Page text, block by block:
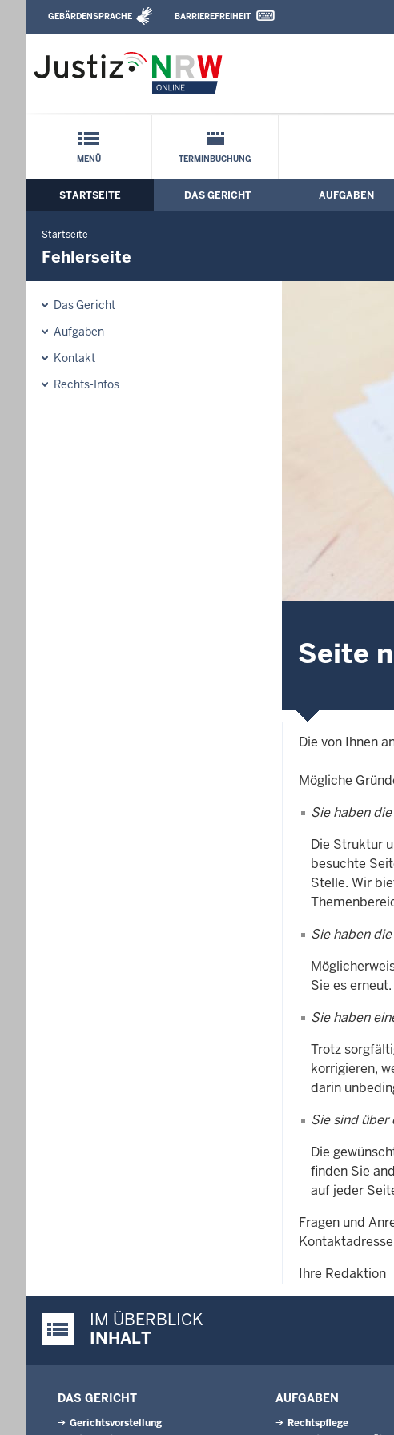
Arbeitsgericht Bielefeld: Fehlerseite
Direkt zum Inhalt
Leichte Sprache, Gebärdensprachenvideo und
GEBÄRDENSPRACHE BARRIEREFREIHEIT
Schnellnavigation mit Volltext-Suche
MENÜ TERMINBUCHUNG
Hauptmenü: Hauptnavigation
STARTSEITE DAS GERICHT AUFGABEN
Startseite
Fehlerseite
Das Gericht
Aufgaben
Kontakt
Rechts-Infos
Seite
Die von Ihnen
Mögliche
Sie haben
Die Struktur
besuchte
Stelle. Wir
Sie haben
Sie es
Sie haben
Trotz
korrigieren,
darin
Sie sind über
Die
finden Sie
auf jeder
Fragen und
Ihre Redaktion
Justiz-Portal im Überblick:
IM ÜBERBLICK
INHALT
DAS GERICHT
Gerichtsvorstellung
AUFGABEN
Rechtspflege